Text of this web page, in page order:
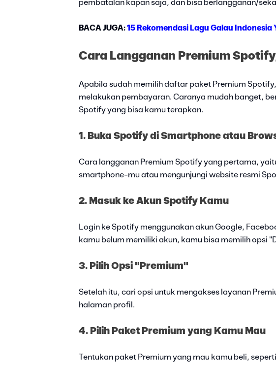
pembatalan kapan saja, dan bisa berlangganan/
BACA JUGA:15 Rekomendasi Lagu Galau Indonesia
Cara Langganan Premium
Apabila sudah memilih daftar paket Premium
melakukan pembayaran. Caranya mudah banget,
Spotify yang bisa kamu terapkan.
1. Buka Spotify di Smartphone atau
Cara langganan Premium Spotify yang pertama,
smartphone-mu atau mengunjungi website resmi
2. Masuk ke Akun Spotify Kamu
Login ke Spotify menggunakan akun Google,
kamu belum memiliki akun, kamu bisa memilih opsi
3. Pilih Opsi "Premium"
Setelah itu, cari opsi untuk mengakses layanan
halaman profil.
4. Pilih Paket Premium yang Kamu Mau
Tentukan paket Premium yang mau kamu beli,